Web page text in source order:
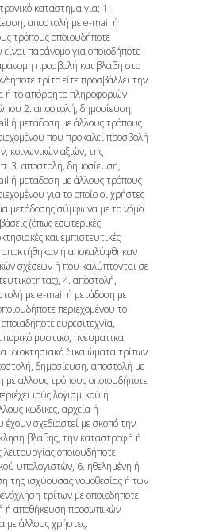
κατάστημα για: 1.
αποστολή με e-mail ή
τρόπους οποιουδήποτε
παράνομο για οποιοδήποτε
προσβολή και βλάβη στο
τρίτο είτε προσβάλλει την
ή το απόρρητο πληροφοριών
2. αποστολή, δημοσίευση,
ή μετάδοση με άλλους τρόπους
που προκαλεί προσβολή
κοινωνικών αξιών, της
3. αποστολή, δημοσίευση,
ή μετάδοση με άλλους τρόπους
για το οποίο οι χρήστες
μετάδοσης σύμφωνα με το νόμο
(όπως εσωτερικές
και εμπιστευτικές
ή αποκαλύφθηκαν
σχέσεων ή που καλύπτονται σε
4. αποστολή,
με e-mail ή μετάδοση με
περιεχομένου το
ευρεσιτεχνία,
μυστικό, πνευματικά
ιδιοκτησιακά δικαιώματα τρίτων
δημοσίευση, αποστολή με
με άλλους τρόπους οποιουδήποτε
ιούς λογισμικού ή
κώδικες, αρχεία ή
σχεδιαστεί με σκοπό την
βλάβης, την καταστροφή ή
λειτουργίας οποιουδήποτε
υπολογιστών, 6. ηθελημένη ή
της ισχύουσας νομοθεσίας ή των
τρίτων με οποιοδήποτε
ή αποθήκευση προσωπικών
με άλλους χρήστες.